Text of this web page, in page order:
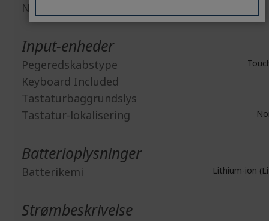
Netværk (RJ-45)
Input-enheder
Pegeredskabstype
Keyboard Included
Tastaturbaggrundslys
Tastatur-lokalisering
Batterioplysninger
Batterikemi Lithium-ion
Strømbeskrivelse